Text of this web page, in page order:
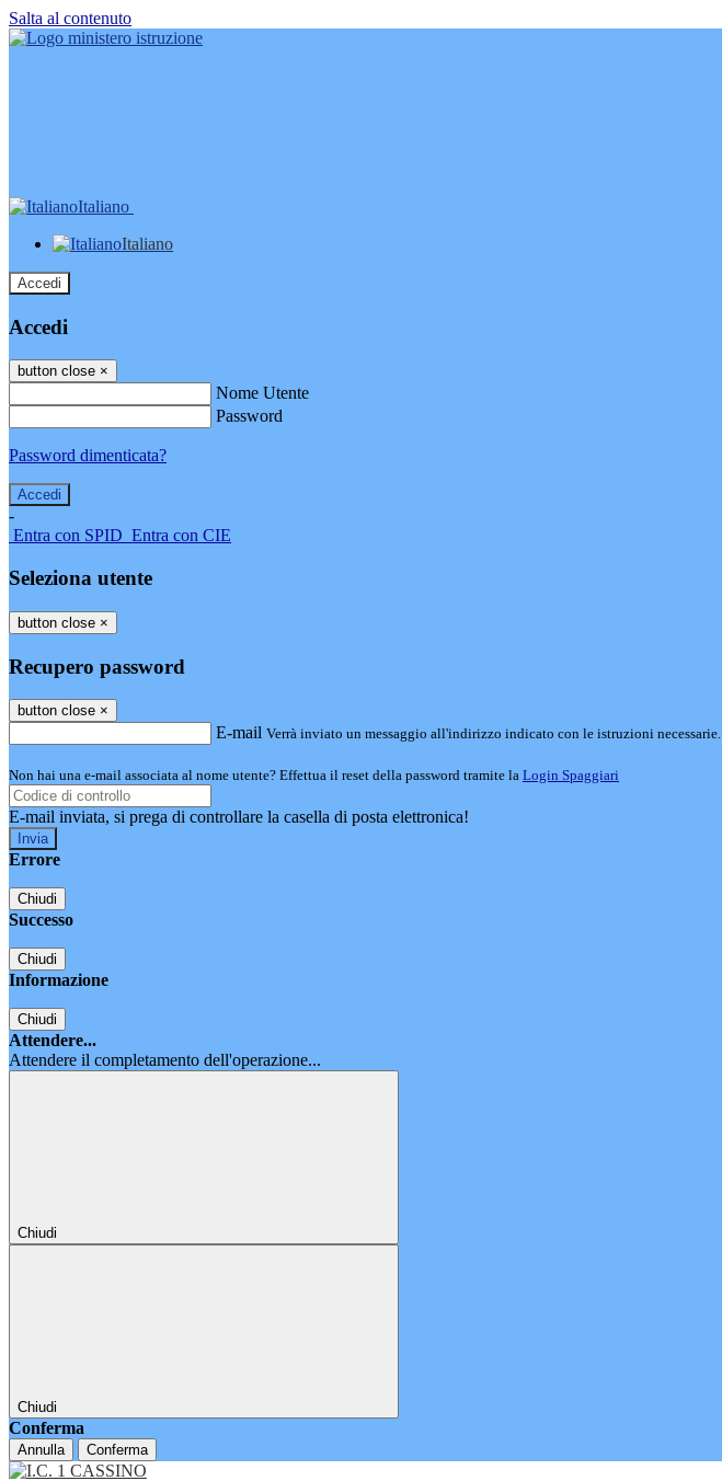
Salta al contenuto
Italiano
Italiano
Accedi
Accedi
button close ×
Nome Utente
Password
Password dimenticata?
-
Entra con SPID Entra con CIE
Seleziona utente
button close ×
Recupero password
button close ×
E-mail Verrà inviato un messaggio all'indirizzo indicato con le istruzioni necessarie.
Non hai una e-mail associata al nome utente? Effettua il reset della password tramite la Login Spaggiari
E-mail inviata, si prega di controllare la casella di posta elettronica!
Errore
Chiudi
Successo
Chiudi
Informazione
Chiudi
Attendere...
Attendere il completamento dell'operazione...
Chiudi
Chiudi
Conferma
Annulla Conferma